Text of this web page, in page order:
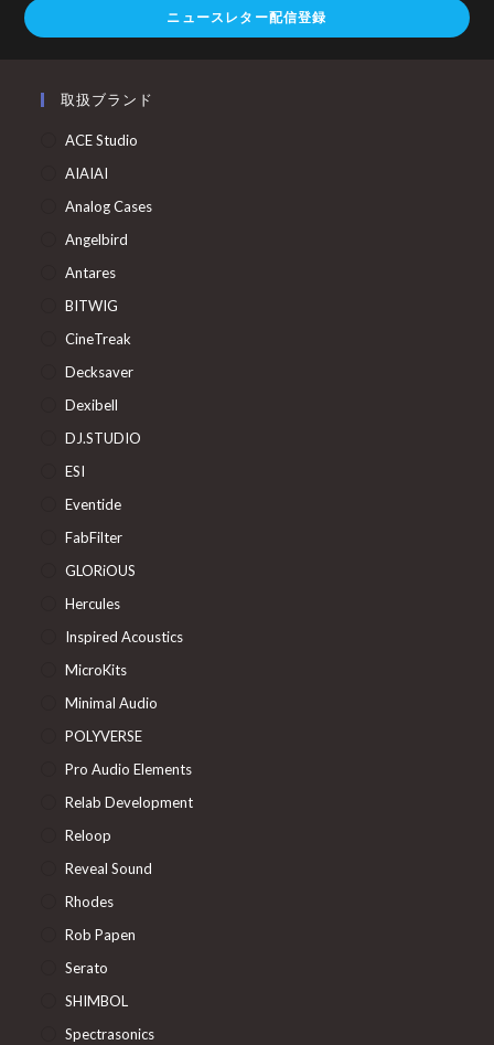
ニュースレター配信登録
取扱ブランド
ACE Studio
AIAIAI
Analog Cases
Angelbird
Antares
BITWIG
CineTreak
Decksaver
Dexibell
DJ.STUDIO
ESI
Eventide
FabFilter
GLORiOUS
Hercules
Inspired Acoustics
MicroKits
Minimal Audio
POLYVERSE
Pro Audio Elements
Relab Development
Reloop
Reveal Sound
Rhodes
Rob Papen
Serato
SHIMBOL
Spectrasonics